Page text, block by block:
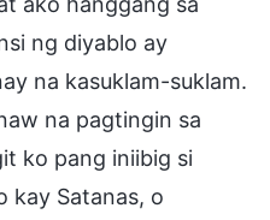
ng diyablo ay
na kasuklam-suklam.
na pagtingin sa
ko pang iniibig si
kay Satanas, o